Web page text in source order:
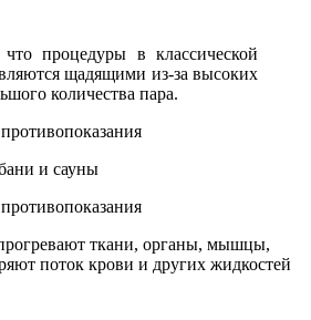
процедуры в классической
щадящими из-за высоких
количества пара.
и сауны
ткани, органы, мышцы,
поток крови и других жидкостей